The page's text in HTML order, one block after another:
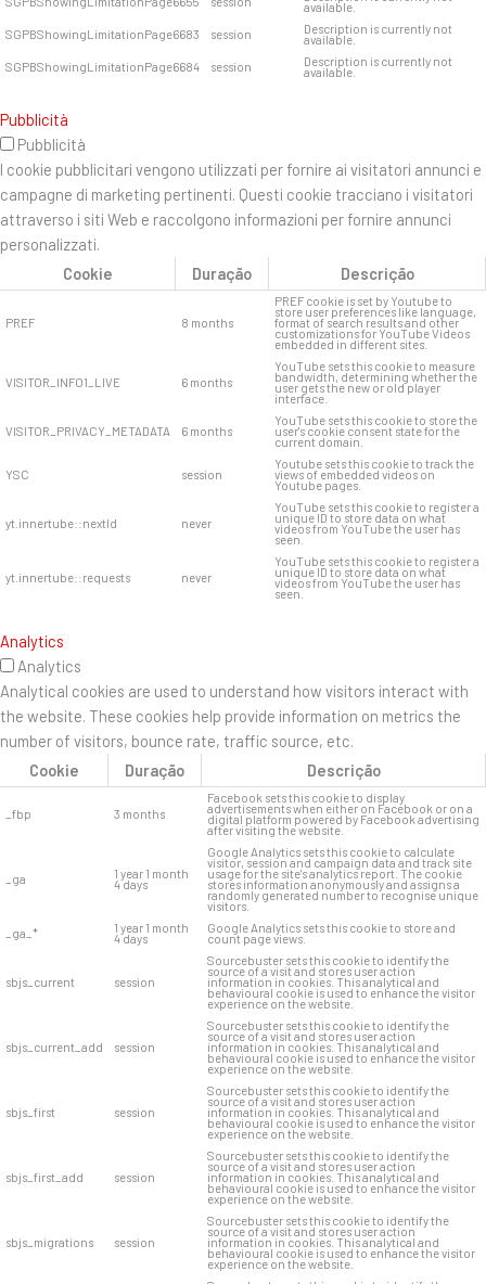
available.
SGPBShowingLimitationPage6683
session Description is currently not
available.
SGPBShowingLimitationPage6684
session Description is currently not
available.
Pubblicità
Pubblicità
I cookie pubblicitari vengono utilizzati per fornire ai visitatori annunci e
campagne di marketing pertinenti. Questi cookie tracciano i visitatori
attraverso i siti Web e raccolgono informazioni per fornire annunci
personalizzati.
Cookie
Duração Descrição
PREF 8 months
PREF cookie is set by Youtube to
store user preferences like language,
format of search results and other
customizations for YouTube Videos
embedded in different sites.
VISITOR_INFO1_LIVE 6 months
YouTube sets this cookie to measure
bandwidth, determining whether the
user gets the new or old player
interface.
VISITOR_PRIVACY_METADATA 6 months
YouTube sets this cookie to store the
user's cookie consent state for the
current domain.
YSC session
Youtube sets this cookie to track the
views of embedded videos on
Youtube pages.
yt.innertube::nextId never
YouTube sets this cookie to register a
unique ID to store data on what
videos from YouTube the user has
seen.
yt.innertube::requests never
YouTube sets this cookie to register a
unique ID to store data on what
videos from YouTube the user has
seen.
Analytics
Analytics
Analytical cookies are used to understand how visitors interact with
the website. These cookies help provide information on metrics the
number of visitors, bounce rate, traffic source, etc.
Cookie
Duração Descrição
_fbp 3 months
Facebook sets this cookie to display
advertisements when either on Facebook or on a
digital platform powered by Facebook advertising
after visiting the website.
_ga 1 year 1 month
4 days
Google Analytics sets this cookie to calculate
visitor, session and campaign data and track site
usage for the site's analytics report. The cookie
stores information anonymously and assigns a
randomly generated number to recognise unique
visitors.
_ga_*
1 year 1 month
4 days
Google Analytics sets this cookie to store and
count page views.
sbjs_current session
Sourcebuster sets this cookie to identify the
source of a visit and stores user action
information in cookies. This analytical and
behavioural cookie is used to enhance the visitor
experience on the website.
sbjs_current_add session
Sourcebuster sets this cookie to identify the
source of a visit and stores user action
information in cookies. This analytical and
behavioural cookie is used to enhance the visitor
experience on the website.
sbjs_first session
Sourcebuster sets this cookie to identify the
source of a visit and stores user action
information in cookies. This analytical and
behavioural cookie is used to enhance the visitor
experience on the website.
sbjs_first_add session
Sourcebuster sets this cookie to identify the
source of a visit and stores user action
information in cookies. This analytical and
behavioural cookie is used to enhance the visitor
experience on the website.
sbjs_migrations session
Sourcebuster sets this cookie to identify the
source of a visit and stores user action
information in cookies. This analytical and
behavioural cookie is used to enhance the visitor
experience on the website.